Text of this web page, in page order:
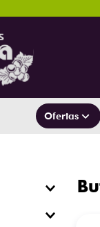
Ofertas